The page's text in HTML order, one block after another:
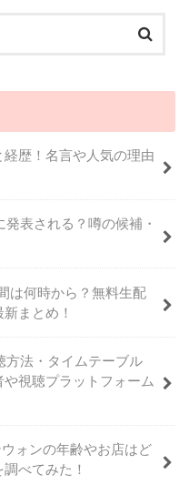
歴！名言や人気の理由
発表される？噂の候補・
は何時から？無料生配
まとめ！
方法・タイムテーブル
や視聴プラットフォーム
ォンの年齢やお店はど
べてみた！